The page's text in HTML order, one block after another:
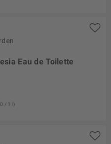
Eau de Toilette
/ 1 l)